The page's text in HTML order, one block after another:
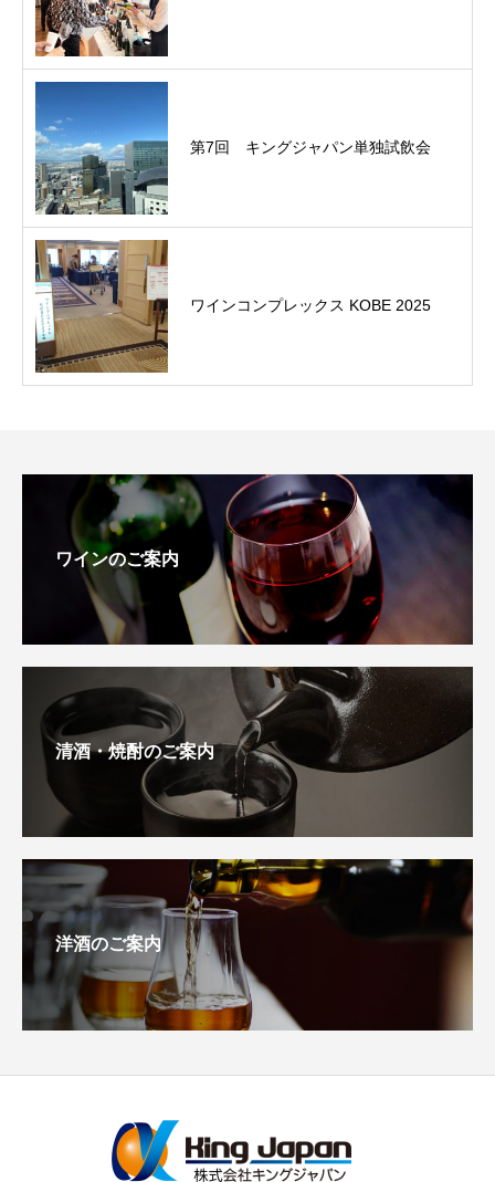
第7回 キングジャパン単独試飲会
ワインコンプレックス KOBE 2025
ワインのご案内
清酒・焼酎のご案内
洋酒のご案内